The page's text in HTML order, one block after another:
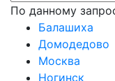
По данному
Балашиха
Домодедово
Москва
Ногинск